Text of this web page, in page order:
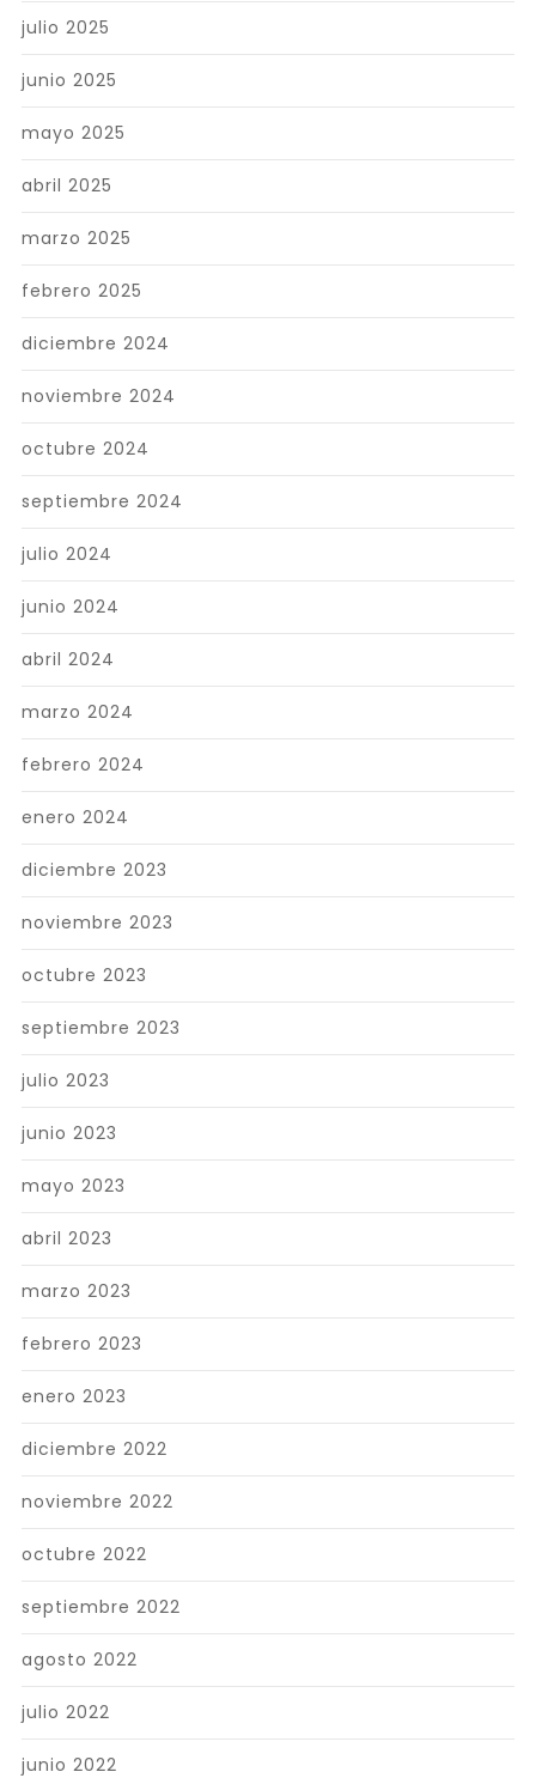
julio 2025
junio 2025
mayo 2025
abril 2025
marzo 2025
febrero 2025
diciembre 2024
noviembre 2024
octubre 2024
septiembre 2024
julio 2024
junio 2024
abril 2024
marzo 2024
febrero 2024
enero 2024
diciembre 2023
noviembre 2023
octubre 2023
septiembre 2023
julio 2023
junio 2023
mayo 2023
abril 2023
marzo 2023
febrero 2023
enero 2023
diciembre 2022
noviembre 2022
octubre 2022
septiembre 2022
agosto 2022
julio 2022
junio 2022